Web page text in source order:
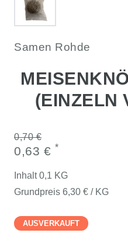
Samen Rohde
(EINZELN
0,70 €
0,63 € *
Inhalt0,1 KG
Grundpreis 6,30 € / KG
AUSVERKAUFT